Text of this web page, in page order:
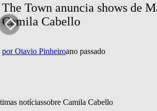
The Town anuncia shows de
Camila Cabello
porOtavio Pinheiroano passado
notíciassobre Camila Cabello